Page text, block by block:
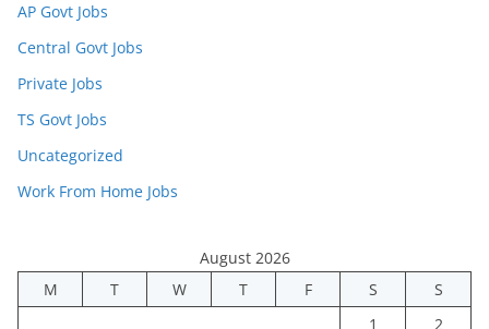
AP Govt Jobs
Central Govt Jobs
Private Jobs
TS Govt Jobs
Uncategorized
Work From Home Jobs
August 2026
M
T W T F S
S
1
2